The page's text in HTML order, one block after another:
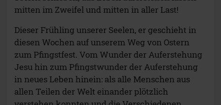
mitten im Zweifel und mitten in aller Last!
Dieser Frühling unserer Seelen, er geschieht in
diesen Wochen auf unserem Weg von Ostern
zum Pfingstfest. Vom Wunder der Auferstehung
Jesu hin zum Pfingstwunder der Auferstehung
in neues Leben hinein: als alle Menschen aus
allen Teilen der Welt einander plötzlich